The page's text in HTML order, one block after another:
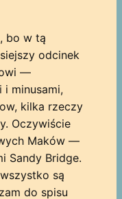
bo w tą
odcinek
—
i minusami,
kilka rzeczy
Oczywiście
Maków —
Sandy Bridge.
są
do spisu